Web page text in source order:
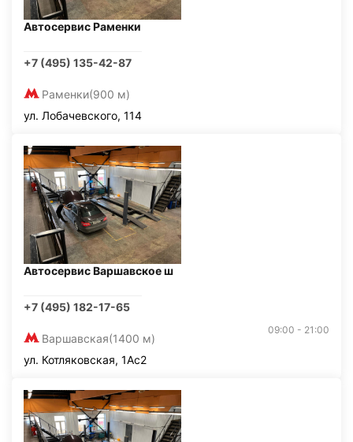
Автосервис Раменки
+7 (495) 135-42-87
Раменки(900 м)
ул. Лобачевского, 114
Автосервис Варшавское ш
+7 (495) 182-17-65
Варшавская(1400 м)
09:00 - 21:00
ул. Котляковская, 1Ас2